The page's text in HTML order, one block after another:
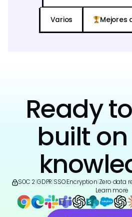
Varios Mejores
Ready
built
SOC 2 GDPR SSO|Encryption Zero data
Learn more